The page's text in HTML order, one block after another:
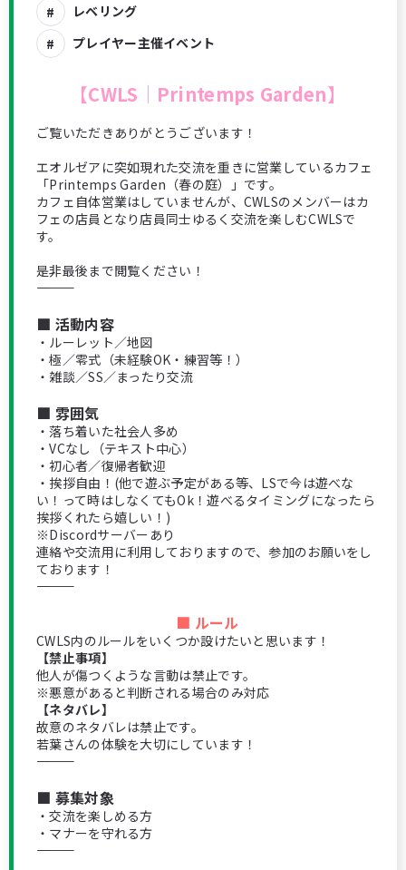
レベリング
プレイヤー主催イベント
【CWLS｜Printemps Garden】
ご覧いただきありがとうございます！
エオルゼアに突如現れた交流を重きに営業しているカフェ
「Printemps Garden（春の庭）」です。
カフェ自体営業はしていませんが、CWLSのメンバーはカ
フェの店員となり店員同士ゆるく交流を楽しむCWLSで
す。
是非最後まで閲覧ください！
――――――――――
■ 活動内容
・ルーレット／地図
・極／零式（未経験OK・練習等！）
・雑談／SS／まったり交流
■ 雰囲気
・落ち着いた社会人多め
・VCなし（テキスト中心）
・初心者／復帰者歓迎
・挨拶自由！(他で遊ぶ予定がある等、LSで今は遊べな
い！って時はしなくてもOk！遊べるタイミングになったら
挨拶くれたら嬉しい！)
※Discordサーバーあり
連絡や交流用に利用しておりますので、参加のお願いをし
ております！
――――――――――
■ ルール
CWLS内のルールをいくつか設けたいと思います！
【禁止事項】
他人が傷つくような言動は禁止です。
※悪意があると判断される場合のみ対応
【ネタバレ】
故意のネタバレは禁止です。
若葉さんの体験を大切にしています！
――――――――――
■ 募集対象
・交流を楽しめる方
・マナーを守れる方
――――――――――